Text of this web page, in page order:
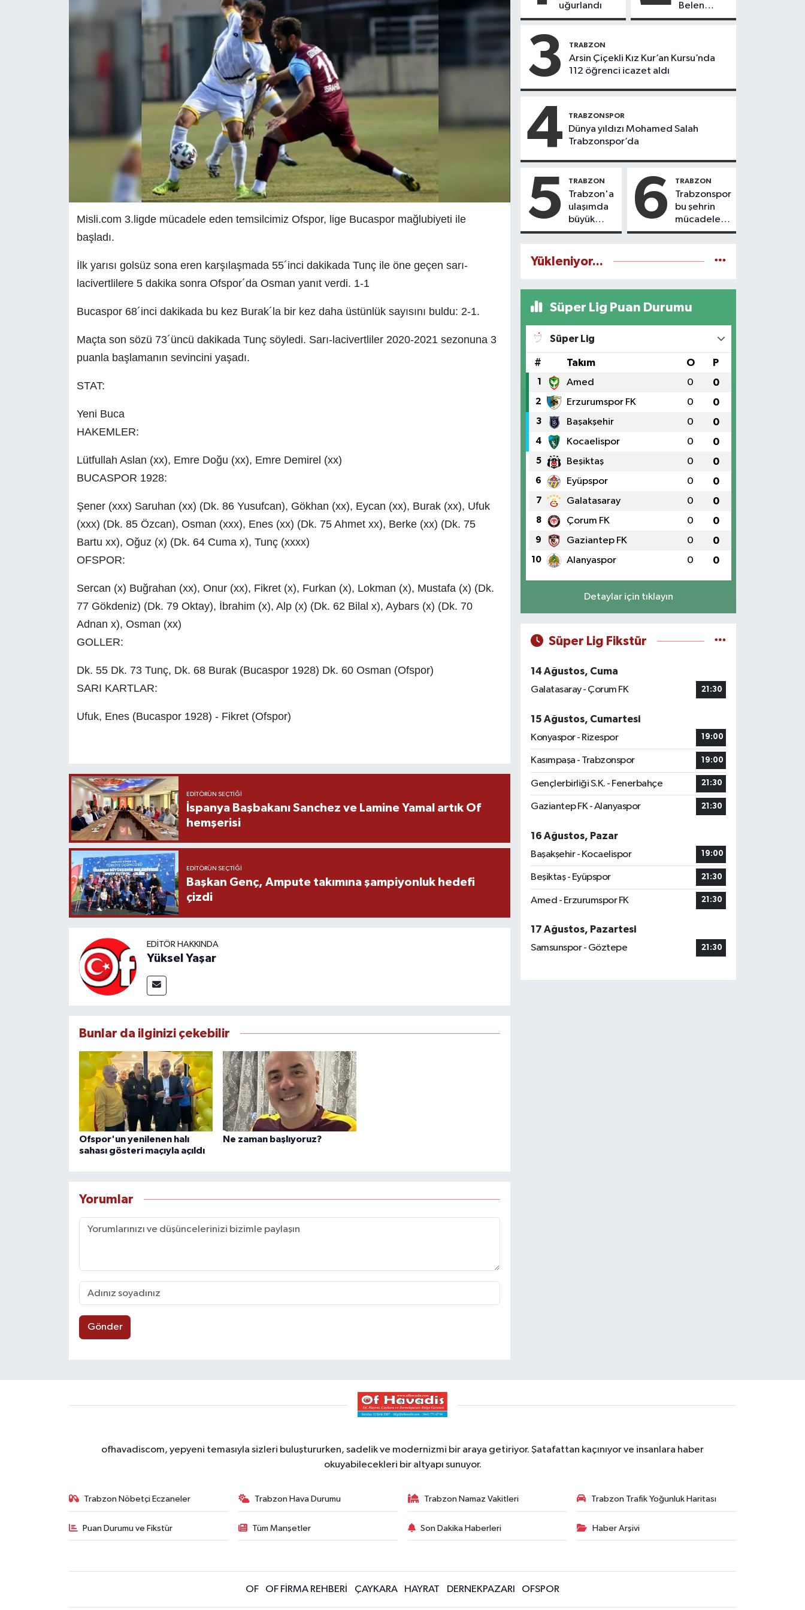
Misli.com 3.ligde mücadele eden temsilcimiz Ofspor, lige Bucaspor mağlubiyeti ile
başladı.
İlk yarısı golsüz sona eren karşılaşmada 55´inci dakikada Tunç ile öne geçen sarı-
lacivertlilere 5 dakika sonra Ofspor´da Osman yanıt verdi. 1-1
Bucaspor 68´inci dakikada bu kez Burak´la bir kez daha üstünlük sayısını buldu: 2-1.
Maçta son sözü 73´üncü dakikada Tunç söyledi. Sarı-lacivertliler 2020-2021 sezonuna 3
puanla başlamanın sevincini yaşadı.
STAT:
Yeni Buca
HAKEMLER:
Lütfullah Aslan (xx), Emre Doğu (xx), Emre Demirel (xx)
BUCASPOR 1928:
Şener (xxx) Saruhan (xx) (Dk. 86 Yusufcan), Gökhan (xx), Eycan (xx), Burak (xx), Ufuk
(xxx) (Dk. 85 Özcan), Osman (xxx), Enes (xx) (Dk. 75 Ahmet xx), Berke (xx) (Dk. 75
Bartu xx), Oğuz (x) (Dk. 64 Cuma x), Tunç (xxxx)
OFSPOR:
Sercan (x) Buğrahan (xx), Onur (xx), Fikret (x), Furkan (x), Lokman (x), Mustafa (x) (Dk.
77 Gökdeniz) (Dk. 79 Oktay), İbrahim (x), Alp (x) (Dk. 62 Bilal x), Aybars (x) (Dk. 70
Adnan x), Osman (xx)
GOLLER:
Dk. 55 Dk. 73 Tunç, Dk. 68 Burak (Bucaspor 1928) Dk. 60 Osman (Ofspor)
SARI KARTLAR:
Ufuk, Enes (Bucaspor 1928) - Fikret (Ofspor)
EDITÖRÜN SEÇTIĞI
İspanya Başbakanı Sanchez ve Lamine Yamal artık Of
hemşerisi
EDITÖRÜN SEÇTIĞI
Başkan Genç, Ampute takımına şampiyonluk hedefi
çizdi
EDITÖR HAKKINDA
Yüksel Yaşar
Bunlar da ilginizi çekebilir
Ofspor'un yenilenen halı
sahası gösteri maçıyla açıldı
Ne zaman başlıyoruz?
Yorumlar
Gönder
uğurlandı
Belen
göreve
3 TRABZON
Arsin Çiçekli Kız Kur’an Kursu’nda
112 öğrenci icazet aldı
4 TRABZONSPOR
Dünya yıldızı Mohamed Salah
Trabzonspor’da
5 TRABZON
Trabzon'a
ulaşımda
büyük
yatırımlar
6 TRABZON
Trabzonspor
bu şehrin
mücadele
ruhudur
Yükleniyor...
Süper Lig Puan Durumu
Süper Lig
# Takım O P
1 Amed 0 0
2 Erzurumspor FK 0 0
3 Başakşehir 0 0
4 Kocaelispor 0 0
5 Beşiktaş 0 0
6 Eyüpspor 0 0
7 Galatasaray 0 0
8 Çorum FK 0 0
9 Gaziantep FK 0 0
10 Alanyaspor 0 0
Detaylar için tıklayın
Süper Lig Fikstür
14 Ağustos, Cuma
Galatasaray - Çorum FK
21:30
15 Ağustos, Cumartesi
Konyaspor - Rizespor
19:00
Kasımpaşa - Trabzonspor 19:00
Gençlerbirliği S.K. - Fenerbahçe 21:30
Gaziantep FK - Alanyaspor 21:30
16 Ağustos, Pazar
Başakşehir - Kocaelispor
19:00
Beşiktaş - Eyüpspor 21:30
Amed - Erzurumspor FK 21:30
17 Ağustos, Pazartesi
Samsunspor - Göztepe
21:30
ofhavadiscom, yepyeni temasıyla sizleri buluştururken, sadelik ve modernizmi bir araya getiriyor. Şatafattan kaçınıyor ve insanlara haber
okuyabilecekleri bir altyapı sunuyor.
Trabzon Nöbetçi Eczaneler Trabzon Hava Durumu Trabzon Namaz Vakitleri Trabzon Trafik Yoğunluk Haritası
Puan Durumu ve Fikstür Tüm Manşetler Son Dakika Haberleri Haber Arşivi
OF OF FİRMA REHBERİ ÇAYKARA HAYRAT DERNEKPAZARI OFSPOR